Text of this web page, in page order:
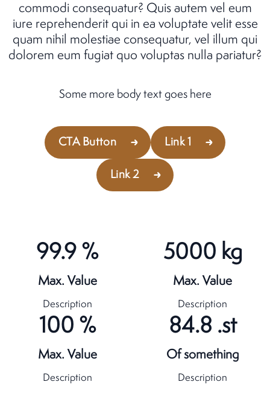
commodi consequatur? Quis autem vel eum
iure reprehenderit qui in ea voluptate velit esse
quam nihil molestiae consequatur, vel illum qui
dolorem eum fugiat quo voluptas nulla pariatur?
Some more body text goes here
CTA Button Link 1
Link 2
99.9 %
Max. Value
Description
5000 kg
Max. Value
Description
100 %
Max. Value
Description
84.8 .st
Of something
Description